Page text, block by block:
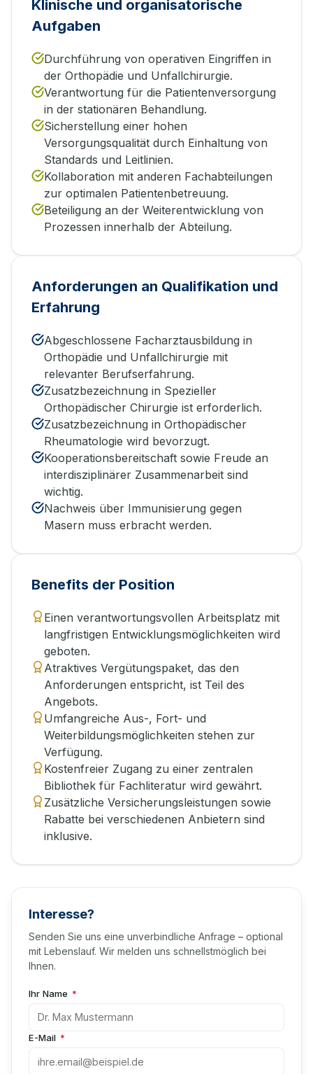
Klinische und organisatorische
Aufgaben
Durchführung von operativen Eingriffen in
der Orthopädie und Unfallchirurgie.
Verantwortung für die Patientenversorgung
in der stationären Behandlung.
Sicherstellung einer hohen
Versorgungsqualität durch Einhaltung von
Standards und Leitlinien.
Kollaboration mit anderen Fachabteilungen
zur optimalen Patientenbetreuung.
Beteiligung an der Weiterentwicklung von
Prozessen innerhalb der Abteilung.
Anforderungen an Qualifikation und
Erfahrung
Abgeschlossene Facharztausbildung in
Orthopädie und Unfallchirurgie mit
relevanter Berufserfahrung.
Zusatzbezeichnung in Spezieller
Orthopädischer Chirurgie ist erforderlich.
Zusatzbezeichnung in Orthopädischer
Rheumatologie wird bevorzugt.
Kooperationsbereitschaft sowie Freude an
interdisziplinärer Zusammenarbeit sind
wichtig.
Nachweis über Immunisierung gegen
Masern muss erbracht werden.
Benefits der Position
Einen verantwortungsvollen Arbeitsplatz mit
langfristigen Entwicklungsmöglichkeiten wird
geboten.
Atraktives Vergütungspaket, das den
Anforderungen entspricht, ist Teil des
Angebots.
Umfangreiche Aus-, Fort- und
Weiterbildungsmöglichkeiten stehen zur
Verfügung.
Kostenfreier Zugang zu einer zentralen
Bibliothek für Fachliteratur wird gewährt.
Zusätzliche Versicherungsleistungen sowie
Rabatte bei verschiedenen Anbietern sind
inklusive.
Interesse?
Senden Sie uns eine unverbindliche Anfrage – optional
mit Lebenslauf. Wir melden uns schnellstmöglich bei
Ihnen.
Ihr Name *
E-Mail *